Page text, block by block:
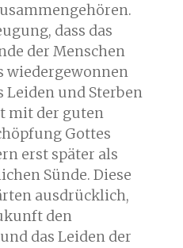
dass das
der Menschen
wiedergewonnen
Leiden und Sterben
mit der guten
Gottes
erst später als
Sünde. Diese
ausdrücklich,
den
das Leiden der